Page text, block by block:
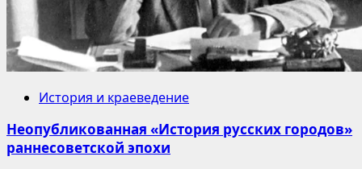
История и краеведение
Неопубликованная «История русских городов»
раннесоветской эпохи